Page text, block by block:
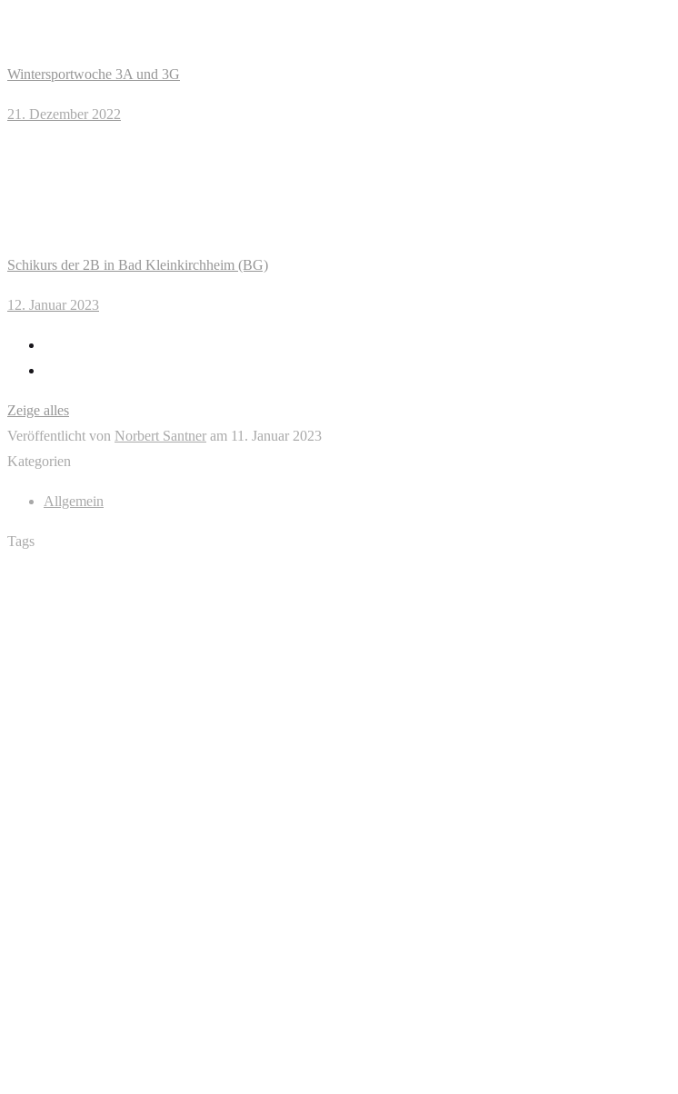
Wintersportwoche 3A und 3G
21. Dezember 2022
Schikurs der 2B in Bad Kleinkirchheim (BG)
12. Januar 2023
Zeige alles
Veröffentlicht von Norbert Santner am 11. Januar 2023
Kategorien
Allgemein
Tags